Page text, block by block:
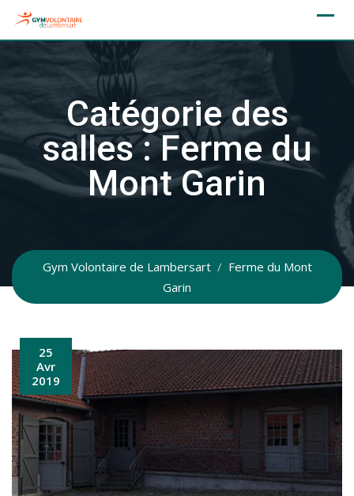
Skip
Catégorie des
salles :Ferme du
Mont Garin
Gym Volontaire de Lambersart / Ferme du Mont
Garin
25
Avr
2019